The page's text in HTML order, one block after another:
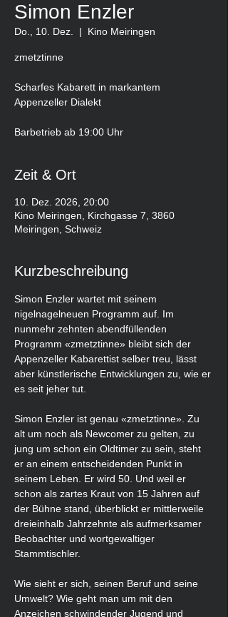
Simon Enzler
Do., 10. Dez.
  |
Kino Meiringen
zmetztinne
Scharfes Kabarett in markantem
Appenzeller Dialekt
Barbetrieb ab 19:00 Uhr
Zeit & Ort
10. Dez. 2026, 20:00
Kino Meiringen, Kirchgasse 7, 3860
Meiringen, Schweiz
Kurzbeschreibung
Simon Enzler wartet mit seinem
nigelnagelneuen Programm auf. Im
nunmehr zehnten abendfüllenden
Programm «zmetztinne» bleibt sich der
Appenzeller Kabarettist selber treu, lässt
aber künstlerische Entwicklungen zu, wie er
es seit jeher tut.
Simon Enzler ist genau «zmetztinne». Zu
alt um noch als Newcomer zu gelten, zu
jung um schon ein Oldtimer zu sein, steht
er an einem entscheidenden Punkt in
seinem Leben. Er wird 50. Und weil er
schon als zartes Kraut von 15 Jahren auf
der Bühne stand, überblickt er mittlerweile
dreieinhalb Jahrzehnte als aufmerksamer
Beobachter und wortgewaltiger
Stammtischler.
Wie sieht er sich, seinen Beruf und seine
Umwelt? Wie geht man um mit den
Anzeichen schwindender Jugend und